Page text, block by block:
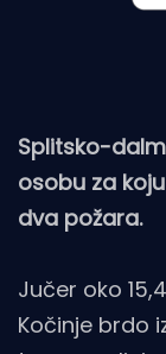
Splitsko-
osobu za
dva požara.
Jučer oko
Kočinje brdo